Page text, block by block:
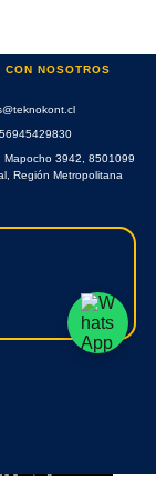
CON NOSOTROS
Mapocho 3942, 8501099
Región Metropolitana
Creative Systems